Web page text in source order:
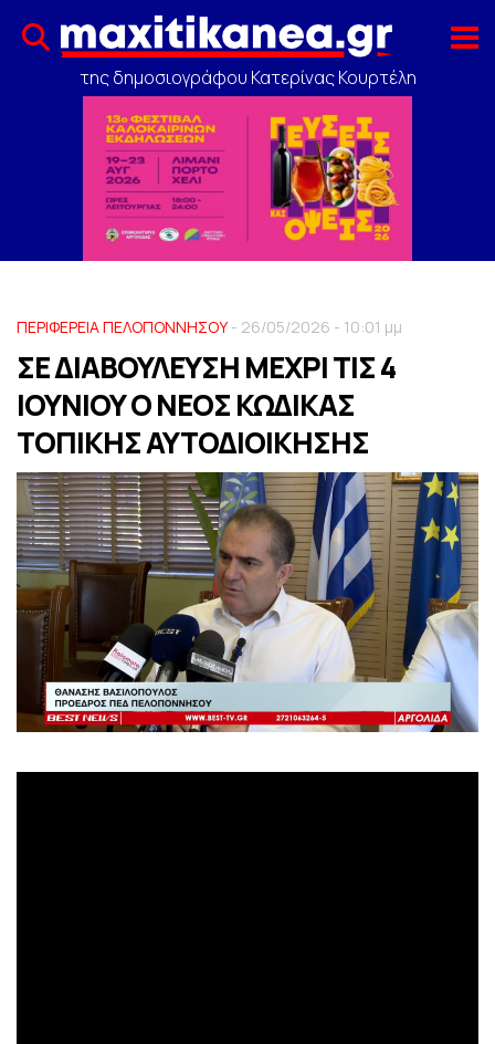
της δημοσιογράφου Κατερίνας Κουρτέλη
ΠΕΡΙΦΕΡΕΙΑ ΠΕΛΟΠΟΝΝΗΣΟΥ - 26/05/2026 - 10:01 μμ
ΣΕ ΔΙΑΒΟΥΛΕΥΣΗ ΜΕΧΡΙ ΤΙΣ 4
ΙΟΥΝΙΟΥ Ο ΝΕΟΣ ΚΩΔΙΚΑΣ
ΤΟΠΙΚΗΣ ΑΥΤΟΔΙΟΙΚΗΣΗΣ